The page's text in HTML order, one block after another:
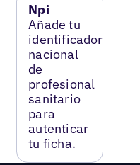
Npi
Añade tu
identificador
nacional
de
profesional
sanitario
para
autenticar
tu ficha.